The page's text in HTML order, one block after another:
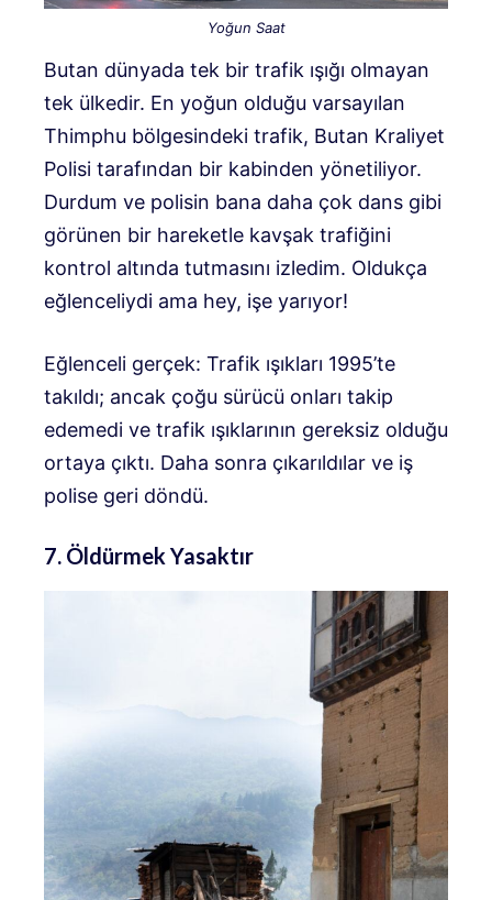
Yoğun Saat
Butan dünyada tek bir trafik ışığı olmayan
tek ülkedir. En yoğun olduğu varsayılan
Thimphu bölgesindeki trafik, Butan Kraliyet
Polisi tarafından bir kabinden yönetiliyor.
Durdum ve polisin bana daha çok dans gibi
görünen bir hareketle kavşak trafiğini
kontrol altında tutmasını izledim. Oldukça
eğlenceliydi ama hey, işe yarıyor!
Eğlenceli gerçek: Trafik ışıkları 1995’te
takıldı; ancak çoğu sürücü onları takip
edemedi ve trafik ışıklarının gereksiz olduğu
ortaya çıktı. Daha sonra çıkarıldılar ve iş
polise geri döndü.
7. Öldürmek Yasaktır